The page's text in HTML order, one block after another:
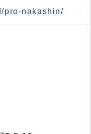
pro-nakashin/